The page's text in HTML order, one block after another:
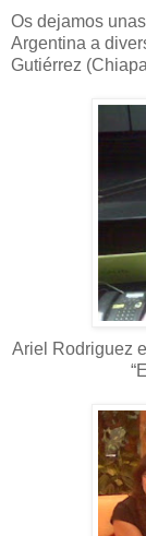
Os dejamos
Argentina a
Gutiérrez
Ariel Rodriguez